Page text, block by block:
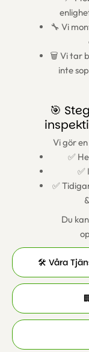
🛠️ Våra
🔧 Vi
🗑️ Vi tar
inte
🎯
Vi gör
✅
✅
✅
Du